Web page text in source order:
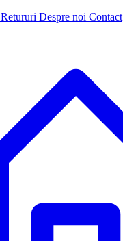
Retururi Despre noi Contact